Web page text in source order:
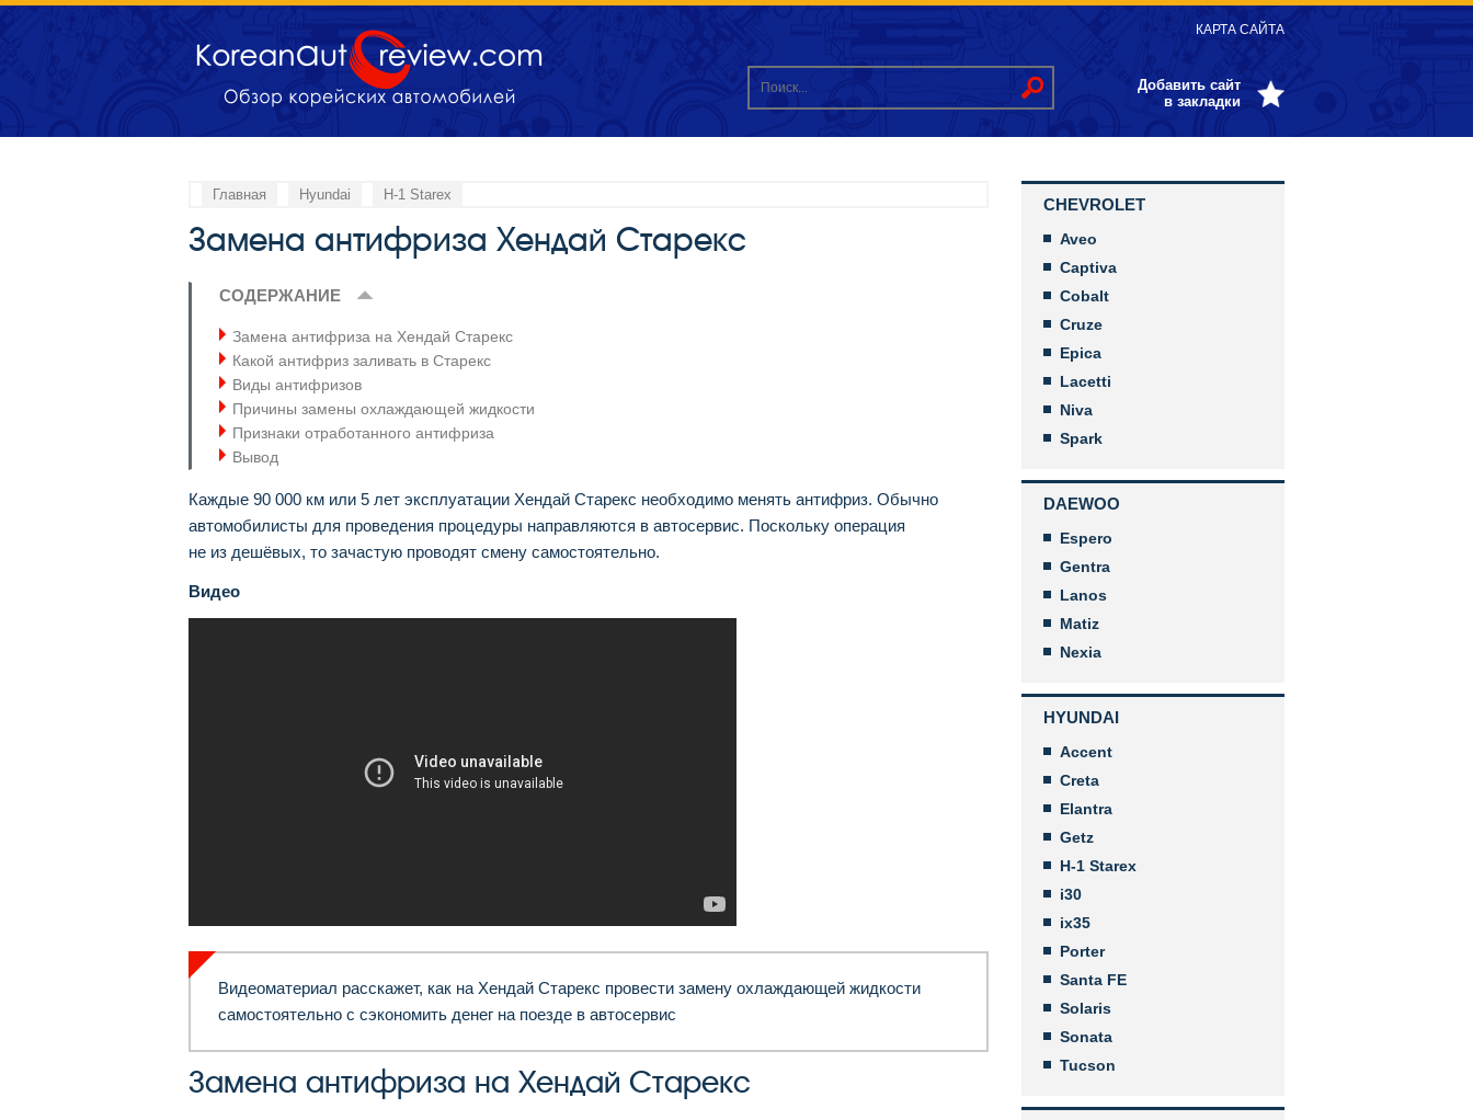
Добавить сайт
в закладки
КАРТА САЙТА
Главная Hyundai H-1 Starex
Замена антифриза Хендай Старекс
СОДЕРЖАНИЕ
Замена антифриза на Хендай Старекс
Какой антифриз заливать в Старекс
Виды антифризов
Причины замены охлаждающей жидкости
Признаки отработанного антифриза
Вывод
Каждые 90 000 км или 5 лет эксплуатации Хендай Старекс необходимо менять антифриз. Обычно
автомобилисты для проведения процедуры направляются в автосервис. Поскольку операция
не из дешёвых, то зачастую проводят смену самостоятельно.
Видео
Видеоматериал расскажет, как на Хендай Старекс провести замену охлаждающей жидкости
самостоятельно с сэкономить денег на поезде в автосервис
Замена антифриза на Хендай Старекс
CHEVROLET
Aveo
Captiva
Cobalt
Cruze
Epica
Lacetti
Niva
Spark
DAEWOO
Espero
Gentra
Lanos
Matiz
Nexia
HYUNDAI
Accent
Creta
Elantra
Getz
H-1 Starex
i30
ix35
Porter
Santa FE
Solaris
Sonata
Tucson